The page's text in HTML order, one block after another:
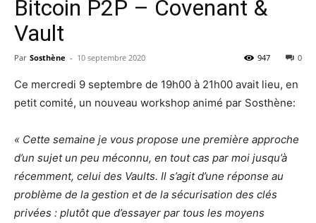
Bitcoin P2P – Covenant &
Vault
Par Sosthène - 10 septembre 2020 0
947
Ce mercredi 9 septembre de 19h00 à 21h00 avait lieu, en
petit comité, un nouveau workshop animé par Sosthène:
« Cette semaine je vous propose une première approche
d’un sujet un peu méconnu, en tout cas par moi jusqu’à
récemment, celui des Vaults. Il s’agit d’une réponse au
problème de la gestion et de la sécurisation des clés
privées : plutôt que d’essayer par tous les moyens